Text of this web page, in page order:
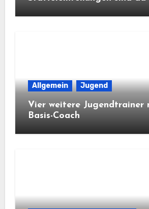
Allgemein Jugend
Vier weitere Jugendtrainer
Basis-Coach